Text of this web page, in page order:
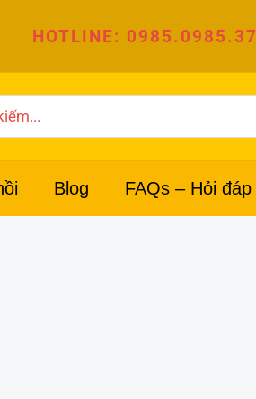
HOTLINE: 0985.0985.37
Blog FAQs – Hỏi đáp